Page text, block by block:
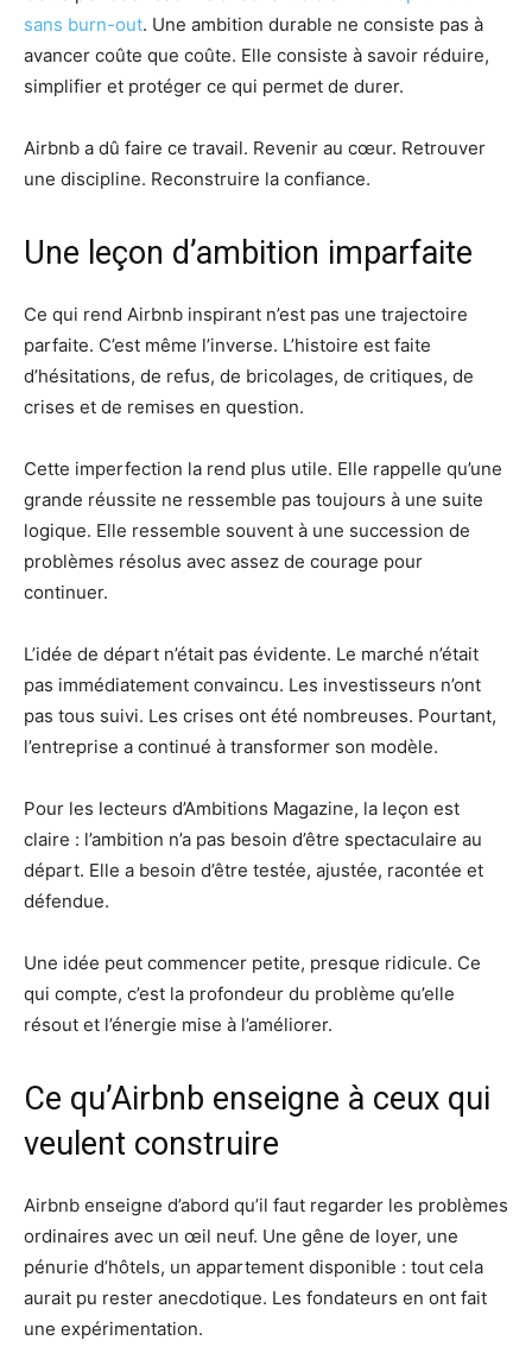
sans burn-out. Une ambition durable ne consiste pas à
avancer coûte que coûte. Elle consiste à savoir réduire,
simplifier et protéger ce qui permet de durer.
Airbnb a dû faire ce travail. Revenir au cœur. Retrouver
une discipline. Reconstruire la confiance.
Une leçon d’ambition imparfaite
Ce qui rend Airbnb inspirant n’est pas une trajectoire
parfaite. C’est même l’inverse. L’histoire est faite
d’hésitations, de refus, de bricolages, de critiques, de
crises et de remises en question.
Cette imperfection la rend plus utile. Elle rappelle qu’une
grande réussite ne ressemble pas toujours à une suite
logique. Elle ressemble souvent à une succession de
problèmes résolus avec assez de courage pour
continuer.
L’idée de départ n’était pas évidente. Le marché n’était
pas immédiatement convaincu. Les investisseurs n’ont
pas tous suivi. Les crises ont été nombreuses. Pourtant,
l’entreprise a continué à transformer son modèle.
Pour les lecteurs d’Ambitions Magazine, la leçon est
claire : l’ambition n’a pas besoin d’être spectaculaire au
départ. Elle a besoin d’être testée, ajustée, racontée et
défendue.
Une idée peut commencer petite, presque ridicule. Ce
qui compte, c’est la profondeur du problème qu’elle
résout et l’énergie mise à l’améliorer.
Ce qu’Airbnb enseigne à ceux qui
veulent construire
Airbnb enseigne d’abord qu’il faut regarder les problèmes
ordinaires avec un œil neuf. Une gêne de loyer, une
pénurie d’hôtels, un appartement disponible : tout cela
aurait pu rester anecdotique. Les fondateurs en ont fait
une expérimentation.